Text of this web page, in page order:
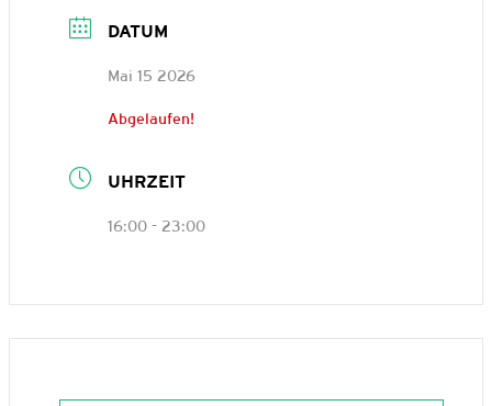
DATUM
Mai 15 2026
Abgelaufen!
UHRZEIT
16:00 - 23:00